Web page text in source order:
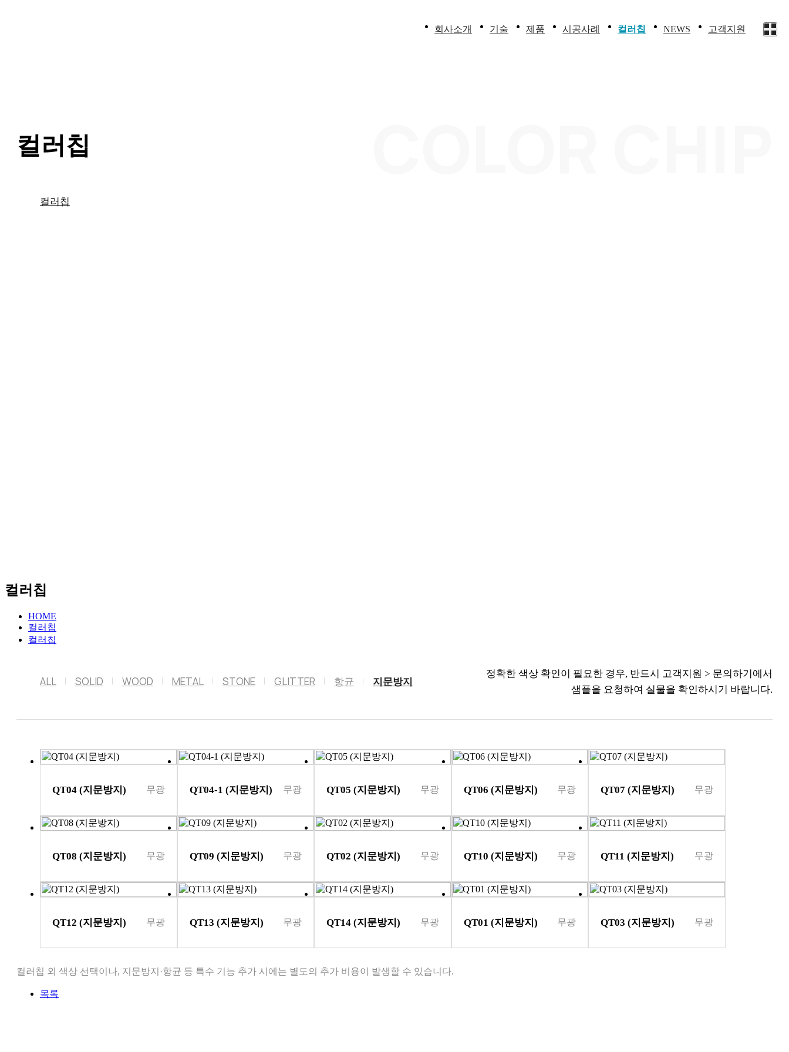
회사소개 기술 제품 시공사례 컬러칩 NEWS 고객지원
컬러칩
컬러칩
컬러칩
HOME
컬러칩
컬러칩
ALL SOLID WOOD METAL STONE GLITTER 항균 지문방지
정확한 색상 확인이 필요한 경우, 반드시 고객지원 > 문의하기에서
샘플을 요청하여 실물을 확인하시기 바랍니다.
QT04 (지문방지) 무광 QT04-1 (지문방지) 무광 QT05 (지문방지) 무광 QT06 (지문방지) 무광 QT07 (지문방지) 무광
QT08 (지문방지) 무광 QT09 (지문방지) 무광 QT02 (지문방지) 무광 QT10 (지문방지) 무광 QT11 (지문방지) 무광
QT12 (지문방지) 무광 QT13 (지문방지) 무광 QT14 (지문방지) 무광 QT01 (지문방지) 무광 QT03 (지문방지) 무광
컬러칩 외 색상 선택이나, 지문방지·항균 등 특수 기능 추가 시에는 별도의 추가 비용이 발생할 수 있습니다.
목록